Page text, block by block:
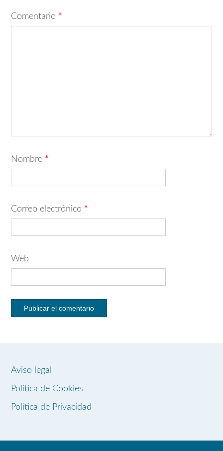
Comentario *
Nombre *
Correo electrónico *
Web
Aviso legal
Política de Cookies
Política de Privacidad